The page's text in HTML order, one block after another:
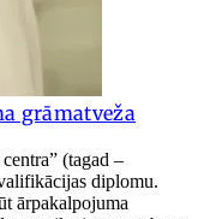
grāmatveža
(tagad –
diplomu.
ārpakalpojuma